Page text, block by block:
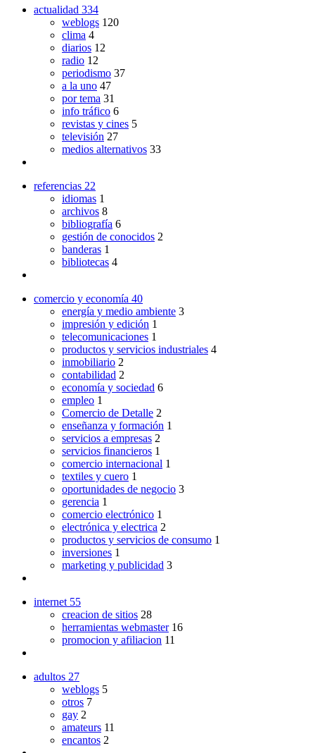
actualidad 334
weblogs 120
clima 4
diarios 12
radio 12
periodismo 37
a la uno 47
por tema 31
info tráfico 6
revistas y cines 5
televisión 27
medios alternativos 33
referencias 22
idiomas 1
archivos 8
bibliografía 6
gestión de conocidos 2
banderas 1
bibliotecas 4
comercio y economía 40
energía y medio ambiente 3
impresión y edición 1
telecomunicaciones 1
productos y servicios industriales 4
inmobiliario 2
contabilidad 2
economía y sociedad 6
empleo 1
Comercio de Detalle 2
enseñanza y formación 1
servicios a empresas 2
servicios financieros 1
comercio internacional 1
textiles y cuero 1
oportunidades de negocio 3
gerencia 1
comercio electrónico 1
electrónica y electrica 2
productos y servicios de consumo 1
inversiones 1
marketing y publicidad 3
internet 55
creacion de sitios 28
herramientas webmaster 16
promocion y afiliacion 11
adultos 27
weblogs 5
otros 7
gay 2
amateurs 11
encantos 2